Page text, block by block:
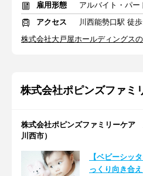
雇用形態
アルバイト・パー
アクセス
川西能勢口駅 徒
株式会社大戸屋ホールディングス
株式会社ポピンズファ
株式会社ポピンズファミリーケア
川西市）
【ベビーシッ
っくり向き合